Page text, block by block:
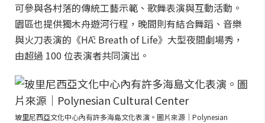
可參與各村落的傳統工藝示範、歌舞表演與互動活動。
園區也提供獨木舟遊河行程，晚間則有結合舞蹈、音樂
與火刀表演的《HĀ: Breath of Life》大型夜間劇場秀，
由超過 100 位表演者共同演出。
玻里尼西亞文化中心內有許多海島文化表演。圖片來源｜Polynesian